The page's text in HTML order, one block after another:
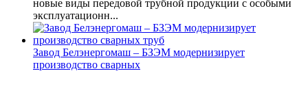
новые виды передовой трубной продукции с особыми
эксплуатационн...
Завод Белэнергомаш – БЗЭМ модернизирует
производство сварных